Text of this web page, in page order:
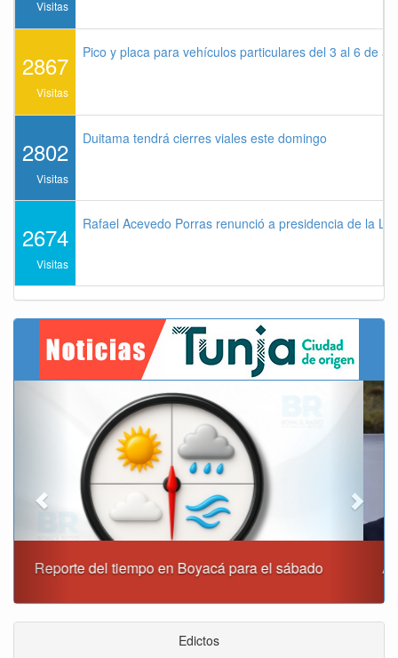
Visitas
2867
Visitas
Pico y placa para vehículos particulares del 3 al 6 de
2802
Visitas
Duitama tendrá cierres viales este domingo
2674
Visitas
Rafael Acevedo Porras renunció a presidencia de la
Alcaldía de Tunja y Gobernación de Boyacá firmaron
Next
Edictos